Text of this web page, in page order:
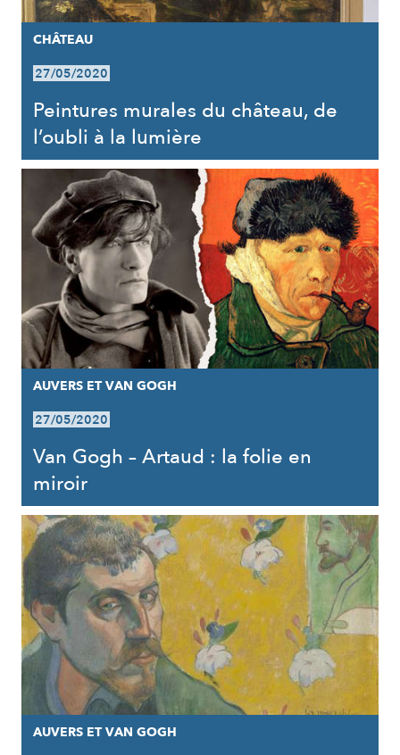
CHÂTEAU
27/05/2020
Peintures murales du château, de
l’oubli à la lumière
AUVERS ET VAN GOGH
27/05/2020
Van Gogh – Artaud : la folie en
miroir
AUVERS ET VAN GOGH